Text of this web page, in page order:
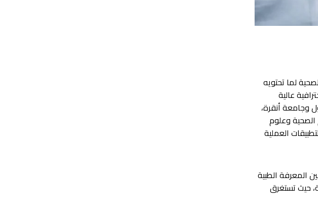
لما تحتويه
عالية
وجامعة أنقرة،
وعلوم
العملية
المعرفة الطبية
حيث تستغرق